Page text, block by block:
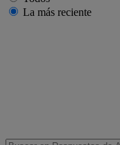
La más reciente